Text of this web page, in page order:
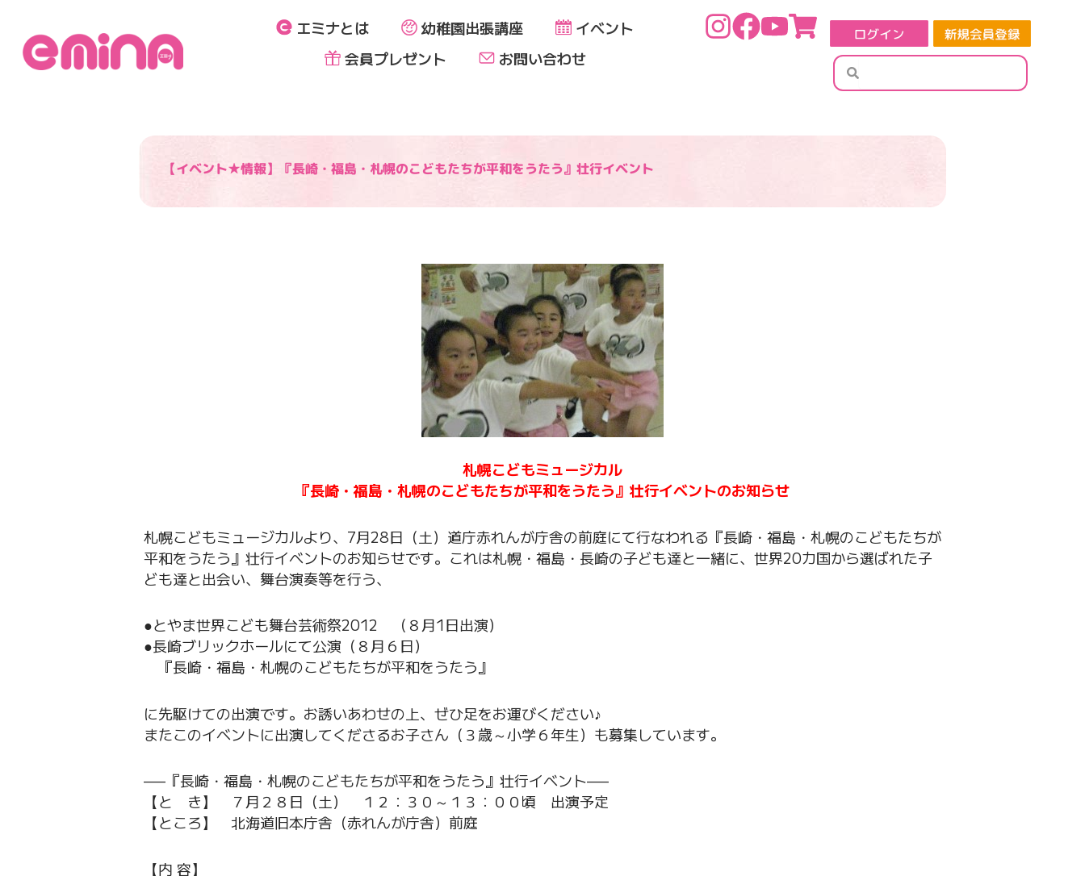
エミナとは 幼稚園出張講座
イベント
会員プレゼント
お問い合わせ
検
【イベント★情報】『長崎・福島・札幌のこどもたちが平和をうたう』壮行イベント
札幌こどもミュージカル
『長崎・福島・札幌のこどもたちが平和をうたう』壮行イベントのお知らせ
札幌こどもミュージカルより、7月28日（土）道庁赤れんが庁舎の前庭にて行なわれる『長崎・福島・札幌のこどもたちが
平和をうたう』壮行イベントのお知らせです。これは札幌・福島・長崎の子ども達と一緒に、世界20カ国から選ばれた子
ども達と出会い、舞台演奏等を行う、
●とやま世界こども舞台芸術祭2012 （８月1日出演）
●長崎ブリックホールにて公演（８月６日）
『長崎・福島・札幌のこどもたちが平和をうたう』
に先駆けての出演です。お誘いあわせの上、ぜひ足をお運びください♪
またこのイベントに出演してくださるお子さん（３歳～小学６年生）も募集しています。
—–『長崎・福島・札幌のこどもたちが平和をうたう』壮行イベント—–
【と き】 ７月２８日（土） １２：３０～１３：００頃 出演予定
【ところ】 北海道旧本庁舎（赤れんが庁舎）前庭
【内 容】